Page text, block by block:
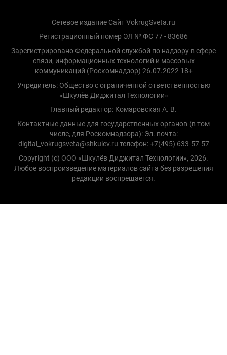
Сетевое издание Сайт VokrugSveta.ru
Регистрационный номер ЭЛ № ФС 77 - 83686
Зарегистрировано Федеральной службой по надзору в сфере
связи, информационных технологий и массовых
коммуникаций (Роскомнадзор) 26.07.2022 18+
Учредитель: Общество с ограниченной ответственностью
«Шкулёв Диджитал Технологии»
Главный редактор: Комаровская А. В.
Контактные данные для государственных органов (в том
числе, для Роскомнадзора): Эл. почта:
digital_vokrugsveta@shkulev.ru телефон: +7(495) 633-57-57
Copyright (с) ООО «Шкулёв Диджитал Технологии», 2026.
Любое воспроизведение материалов сайта без разрешения
редакции воспрещается.